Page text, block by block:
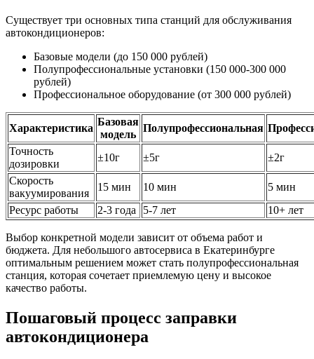
Существует три основных типа станций для обслуживания
автокондиционеров:
Базовые модели (до 150 000 рублей)
Полупрофессиональные установки (150 000-300 000
рублей)
Профессиональное оборудование (от 300 000 рублей)
Характеристика
Базовая
модель
Полупрофессиональная
Точность
дозировки
±10г ±5г
±2г
Скорость
вакуумирования
15 мин 10 мин
5 мин
Ресурс работы
2-3 года 5-7 лет 10+ лет
Выбор конкретной модели зависит от объема работ и
бюджета. Для небольшого автосервиса в Екатеринбурге
оптимальным решением может стать полупрофессиональная
станция, которая сочетает приемлемую цену и высокое
качество работы.
Пошаговый процесс заправки
автокондиционера